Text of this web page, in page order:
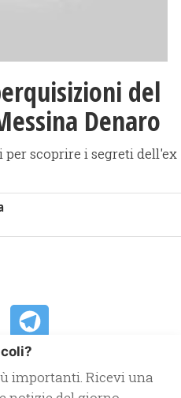
del
Denaro
scoprire i segreti dell'ex
importanti. Ricevi una